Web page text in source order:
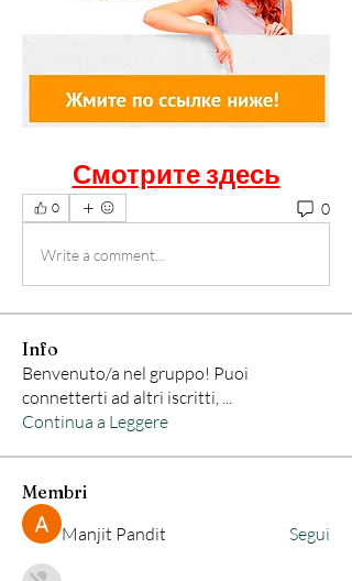
Смотрите здесь
0 0
Write a comment...
Info
Benvenuto/a nel gruppo! Puoi
connetterti ad altri iscritti, ...
Continua a Leggere
Membri
Manjit Pandit
Segui